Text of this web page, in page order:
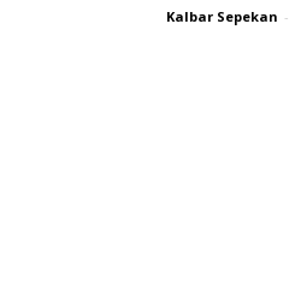
Kalbar Sepekan -